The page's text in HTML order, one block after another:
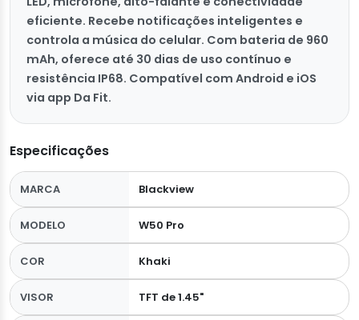
eficiente. Recebe notificações inteligentes e
controla a música do celular. Com bateria de 960
mAh, oferece até 30 dias de uso contínuo e
resistência IP68. Compatível com Android e iOS
via app Da Fit.
Especificações
MARCA Blackview
MODELO W50 Pro
COR Khaki
VISOR TFT de 1.45"